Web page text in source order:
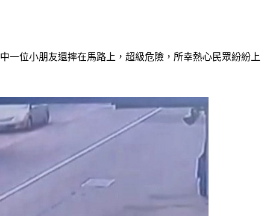
一位小朋友還摔在馬路上，超級危險，所幸熱心民眾紛紛上